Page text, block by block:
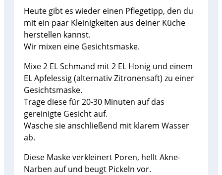
Heute gibt es wieder einen Pflegetipp, den du
mit ein paar Kleinigkeiten aus deiner Küche
herstellen kannst.
Wir mixen eine Gesichtsmaske.
Mixe 2 EL Schmand mit 2 EL Honig und einem
EL Apfelessig (alternativ Zitronensaft) zu einer
Gesichtsmaske.
Trage diese für 20-30 Minuten auf das
gereinigte Gesicht auf.
Wasche sie anschließend mit klarem Wasser
ab.
Diese Maske verkleinert Poren, hellt Akne-
Narben auf und beugt Pickeln vor.